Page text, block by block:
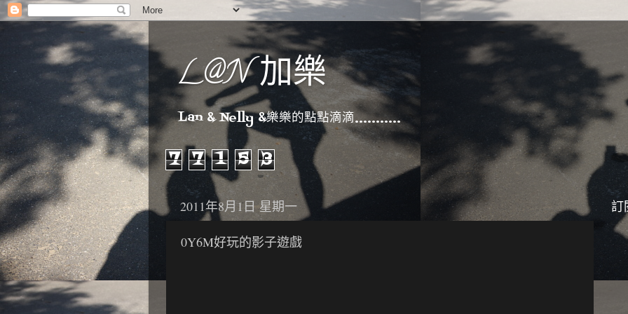
L@N 加樂
Lan & Nelly &樂樂的點點滴滴...........
7 7 1 5 3
2011年8月1日 星期一
0Y6M好玩的影子遊戲
訂